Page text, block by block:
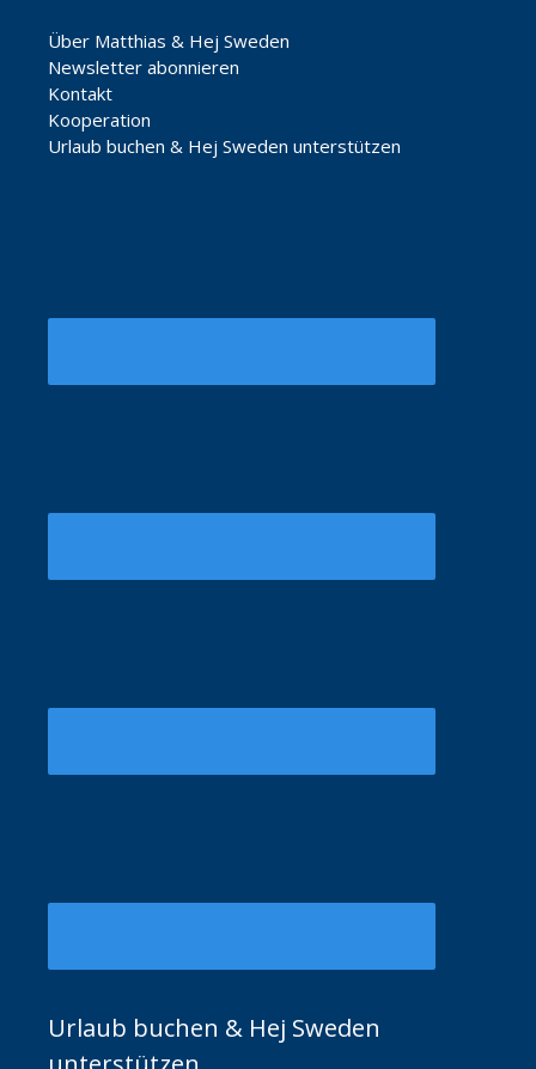
Über Matthias & Hej Sweden
Newsletter abonnieren
Kontakt
Kooperation
Urlaub buchen & Hej Sweden unterstützen
Urlaub buchen & Hej Sweden